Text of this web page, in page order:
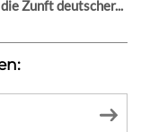
Zunft deutscher...